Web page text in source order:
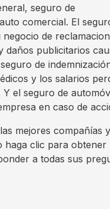
seguro de
comercial. El
de
daños publicitarios
de
y los salarios
el seguro de
en caso de
mejores compañías
haga clic para obtener
a todas sus